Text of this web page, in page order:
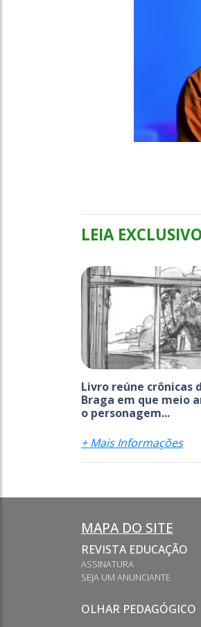
LEIA
Livro reúne crônicas
Braga em que meio
o personagem...
+ Mais Informações
MAPA DO SITE
REVISTA EDUCAÇÃO
ASSINATURA
SEJA UM ANUNCIANTE
OLHAR PEDAGÓGICO